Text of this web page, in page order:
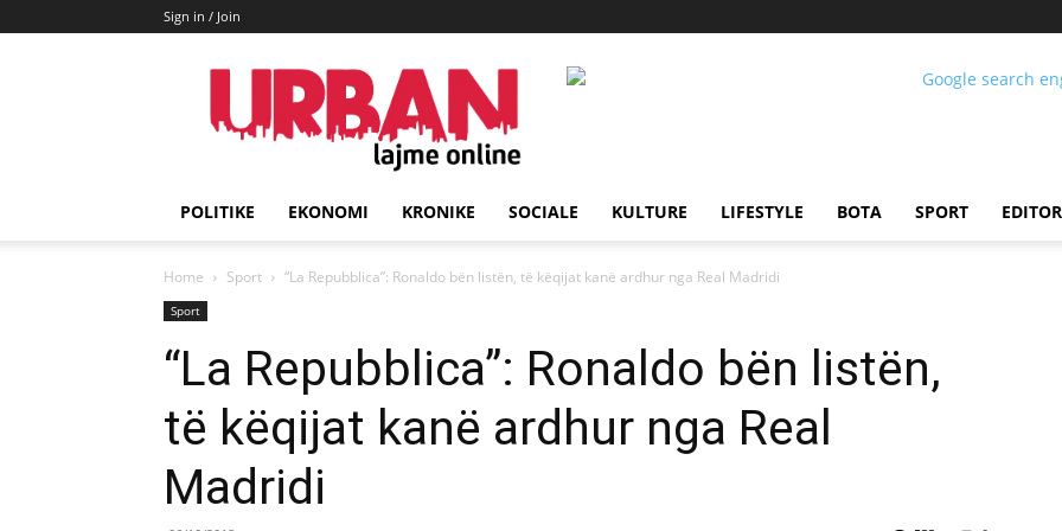
Sign in / Join
URBAN
Lajme
POLITIKE EKONOMI KRONIKE SOCIALE KULTURE LIFESTYLE BOTA SPORT
Home Sport “La Repubblica”: Ronaldo bën listën, të këqijat kanë ardhur nga Real Madridi
Sport
“La Repubblica”: Ronaldo bën listën,
të këqijat kanë ardhur nga Real
Madridi